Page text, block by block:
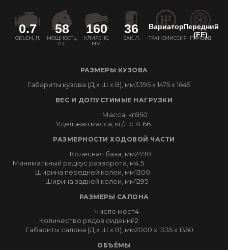
ОБЪЕМ, Л.
0.7
МОЩНОСТЬ,
Л.С.
58
КЛИРЕНС,
ММ.
160
БАК, Л.
36
ТРАНСМИССИЯ
Вариатор
ПРИВОД
Передний
(FF)
РАЗМЕРЫ КУЗОВА
Габариты кузова (Д x Ш x В), мм3395 x 1475 x 1645
ВЕС И ДОПУСТИМЫЕ НАГРУЗКИ
Масса, кг850
Удельная масса, кг/л.с. 14.66
РАЗМЕРНОСТИ ХОДОВОЙ ЧАСТИ
Колесная база, мм2490
Минимальный радиус разворота, м4.5
Ширина передней колеи, мм1300
Ширина задней колеи, мм1295
РАЗМЕРЫ САЛОНА
Число мест4
Количество рядов сидений2
Габариты салона (Д x Ш x В), мм2000 x 1335 x 1350
ОБЪЁМЫ